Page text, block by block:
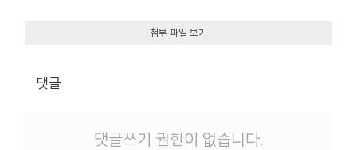
첨부 파일 보기
댓글
댓글쓰기 권한이 없습니다.